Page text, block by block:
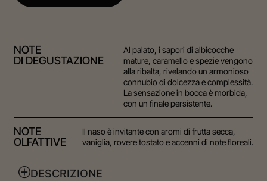
NOTE
DI DEGUSTAZIONE
Al palato, i sapori di albicocche
mature, caramello e spezie vengono
alla ribalta, rivelando un armonioso
connubio di dolcezza e complessità.
La sensazione in bocca è morbida,
con un finale persistente.
NOTE
OLFATTIVE
Il naso è invitante con aromi di frutta secca,
vaniglia, rovere tostato e accenni di note floreali.
DESCRIZIONE